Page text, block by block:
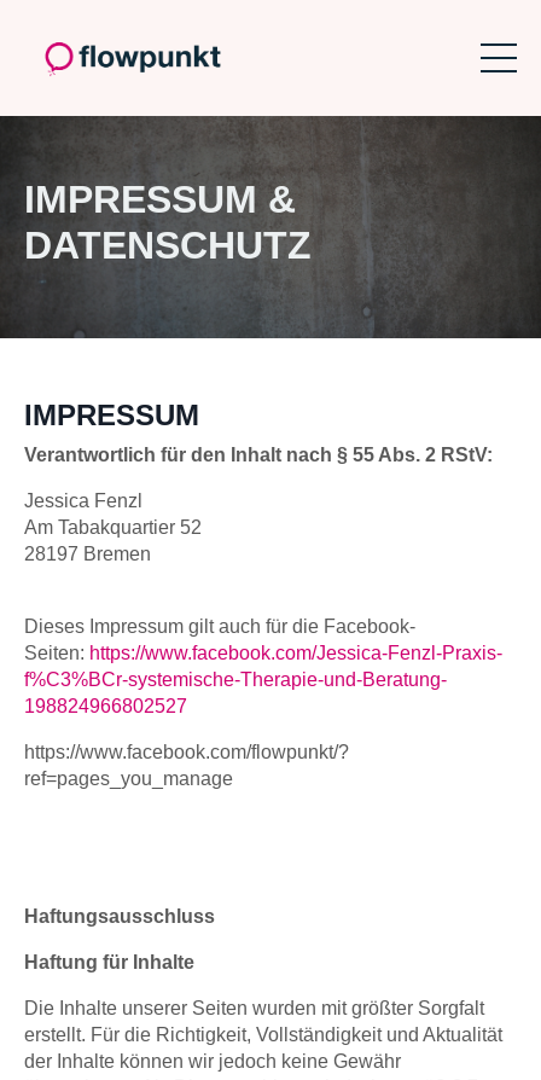
IMPRESSUM &
DATENSCHUTZ
IMPRESSUM
Verantwortlich für den Inhalt nach § 55 Abs. 2 RStV:
Jessica Fenzl
Am Tabakquartier 52
28197 Bremen
Dieses Impressum gilt auch für die Facebook-
Seiten: https://www.facebook.com/Jessica-Fenzl-Praxis-
f%C3%BCr-systemische-Therapie-und-Beratung-
198824966802527
https://www.facebook.com/flowpunkt/?
ref=pages_you_manage
Haftungsausschluss
Haftung für Inhalte
Die Inhalte unserer Seiten wurden mit größter Sorgfalt
erstellt. Für die Richtigkeit, Vollständigkeit und Aktualität
der Inhalte können wir jedoch keine Gewähr